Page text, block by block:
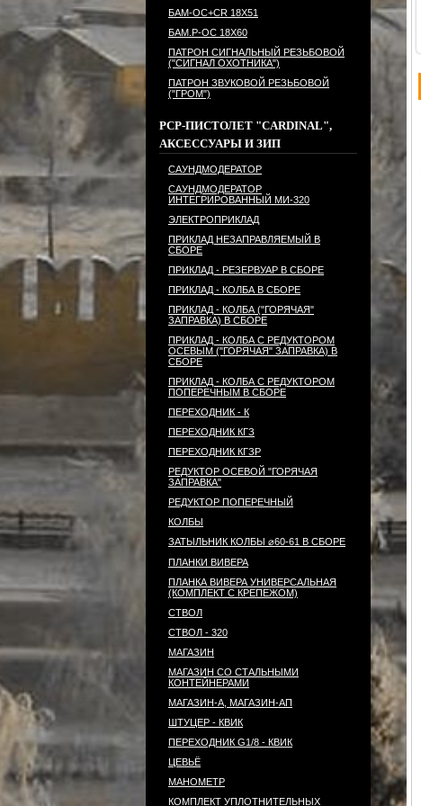
БАМ-ОС+CR 18Х51
БАМ.Р-ОС 18Х60
ПАТРОН СИГНАЛЬНЫЙ РЕЗЬБОВОЙ
("СИГНАЛ ОХОТНИКА")
ПАТРОН ЗВУКОВОЙ РЕЗЬБОВОЙ
("ГРОМ")
PCP-ПИСТОЛЕТ "CARDINAL",
АКСЕССУАРЫ И ЗИП
САУНДМОДЕРАТОР
САУНДМОДЕРАТОР
ИНТЕГРИРОВАННЫЙ МИ-320
ЭЛЕКТРОПРИКЛАД
ПРИКЛАД НЕЗАПРАВЛЯЕМЫЙ В
СБОРЕ
ПРИКЛАД - РЕЗЕРВУАР В СБОРЕ
ПРИКЛАД - КОЛБА В СБОРЕ
ПРИКЛАД - КОЛБА ("ГОРЯЧАЯ"
ЗАПРАВКА) В СБОРЕ
ПРИКЛАД - КОЛБА С РЕДУКТОРОМ
ОСЕВЫМ ("ГОРЯЧАЯ" ЗАПРАВКА) В
СБОРЕ
ПРИКЛАД - КОЛБА С РЕДУКТОРОМ
ПОПЕРЕЧНЫМ В СБОРЕ
ПЕРЕХОДНИК - К
ПЕРЕХОДНИК КГЗ
ПЕРЕХОДНИК КГЗР
РЕДУКТОР ОСЕВОЙ "ГОРЯЧАЯ
ЗАПРАВКА"
РЕДУКТОР ПОПЕРЕЧНЫЙ
КОЛБЫ
ЗАТЫЛЬНИК КОЛБЫ ⌀60-61 В СБОРЕ
ПЛАНКИ ВИВЕРА
ПЛАНКА ВИВЕРА УНИВЕРСАЛЬНАЯ
(КОМПЛЕКТ С КРЕПЕЖОМ)
СТВОЛ
СТВОЛ - 320
МАГАЗИН
МАГАЗИН СО СТАЛЬНЫМИ
КОНТЕЙНЕРАМИ
МАГАЗИН-А, МАГАЗИН-АП
ШТУЦЕР - КВИК
ПЕРЕХОДНИК G1/8 - КВИК
ЦЕВЬЁ
МАНОМЕТР
КОМПЛЕКТ УПЛОТНИТЕЛЬНЫХ